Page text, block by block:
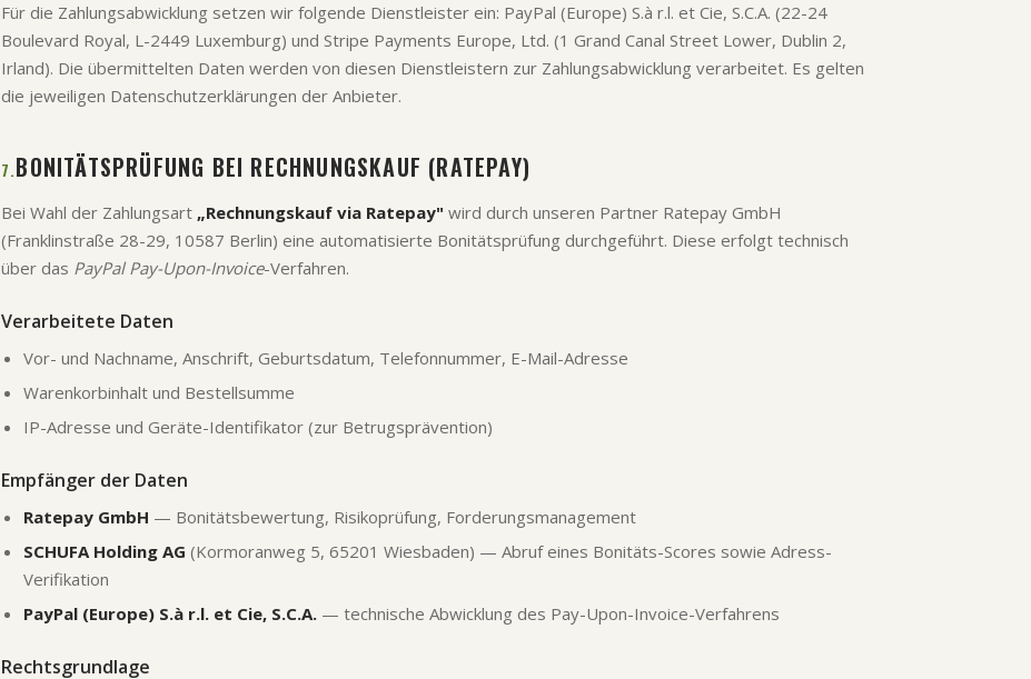
Für die Zahlungsabwicklung setzen wir folgende Dienstleister ein: PayPal (Europe) S.à r.l. et Cie, S.C.A. (22-24
Boulevard Royal, L-2449 Luxemburg) und Stripe Payments Europe, Ltd. (1 Grand Canal Street Lower, Dublin 2,
Irland). Die übermittelten Daten werden von diesen Dienstleistern zur Zahlungsabwicklung verarbeitet. Es gelten
die jeweiligen Datenschutzerklärungen der Anbieter.
7.BONITÄTSPRÜFUNG BEI RECHNUNGSKAUF (RATEPAY)
Bei Wahl der Zahlungsart „Rechnungskauf via Ratepay" wird durch unseren Partner Ratepay GmbH
(Franklinstraße 28-29, 10587 Berlin) eine automatisierte Bonitätsprüfung durchgeführt. Diese erfolgt technisch
über das PayPal Pay-Upon-Invoice-Verfahren.
Verarbeitete Daten
Vor- und Nachname, Anschrift, Geburtsdatum, Telefonnummer, E-Mail-Adresse
Warenkorbinhalt und Bestellsumme
IP-Adresse und Geräte-Identifikator (zur Betrugsprävention)
Empfänger der Daten
Ratepay GmbH — Bonitätsbewertung, Risikoprüfung, Forderungsmanagement
SCHUFA Holding AG (Kormoranweg 5, 65201 Wiesbaden) — Abruf eines Bonitäts-Scores sowie Adress-
Verifikation
PayPal (Europe) S.à r.l. et Cie, S.C.A. — technische Abwicklung des Pay-Upon-Invoice-Verfahrens
Rechtsgrundlage